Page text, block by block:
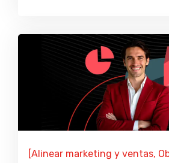
[Alinear marketing y ventas,